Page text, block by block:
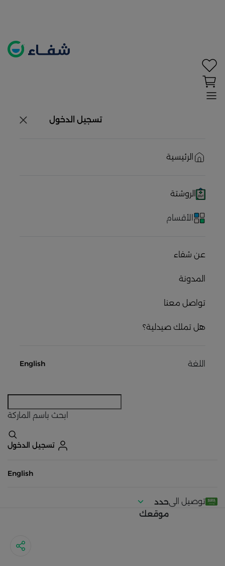
تسجيل الدخول
الرئيسية
الروشتة
الأقسام
عن شفاء
المدونة
تواصل معنا
هل تملك صيدلية؟
اللغة English
ابحث باسم الماركة
تسجيل الدخول
English
توصيل الىحدد
موقعك